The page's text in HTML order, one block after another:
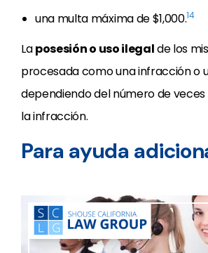
una multa máxima de $1,000.14
Laposesión o uso ilegalde los
procesada como una infracción o
dependiendo del número de
la infracción.
Para ayuda